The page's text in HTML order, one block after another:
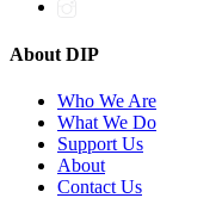
About DIP
Who We Are
What We Do
Support Us
About
Contact Us